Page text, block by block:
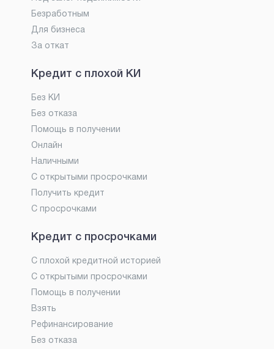
Безработным
Для бизнеса
За откат
Кредит с плохой КИ
Без КИ
Без отказа
Помощь в получении
Онлайн
Наличными
С открытыми просрочками
Получить кредит
С просрочками
Кредит с просрочками
С плохой кредитной историей
С открытыми просрочками
Помощь в получении
Взять
Рефинансирование
Без отказа